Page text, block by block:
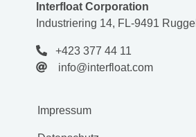
Interfloat Corporation
Industriering 14, FL-9491 Ruggell
+423 377 44 11
info@interfloat.com
Impressum